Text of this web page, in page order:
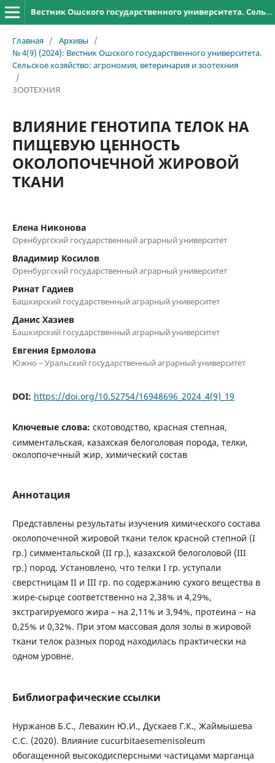
Вестник Ошского государственного университета. Сельское хозяйство: агрономия, ветеринария и зоотехния
Главная / Архивы
/
№ 4(9) (2024): Вестник Ошского государственного университета.
Сельское хозяйство: агрономия, ветеринария и зоотехния
/
ЗООТЕХНИЯ
ВЛИЯНИЕ ГЕНОТИПА ТЕЛОК НА
ПИЩЕВУЮ ЦЕННОСТЬ
ОКОЛОПОЧЕЧНОЙ ЖИРОВОЙ
ТКАНИ
Елена Никонова
Оренбургский государственный аграрный университет
Владимир Косилов
Оренбургский государственный аграрный университет
Ринат Гадиев
Башкирский государственный аграрный университет
Данис Хазиев
Башкирский государственный аграрный университет
Евгения Ермолова
Южно – Уральский государственный аграрный университет
DOI: https://doi.org/10.52754/16948696_2024_4(9)_19
Ключевые слова: скотоводство, красная степная,
симментальская, казахская белоголовая порода, телки,
околопочечный жир, химический состав
Аннотация
Представлены результаты изучения химического состава
околопочечной жировой ткани телок красной степной (I
гр.) симментальской (II гр.), казахской белоголовой (III
гр.) пород. Установлено, что телки I гр. уступали
сверстницам II и III гр. по содержанию сухого вещества в
жире-сырце соответственно на 2,38% и 4,29%,
экстрагируемого жира – на 2,11% и 3,94%, протеина – на
0,25% и 0,32%. При этом массовая доля золы в жировой
ткани телок разных пород находилась практически на
одном уровне.
Библиографические ссылки
Нуржанов Б.С., Левахин Ю.И., Дускаев Г.К., Жаймышева
С.С. (2020). Влияние cucurbitaesemenisoleum
обогащенной высокодисперсными частицами марганца